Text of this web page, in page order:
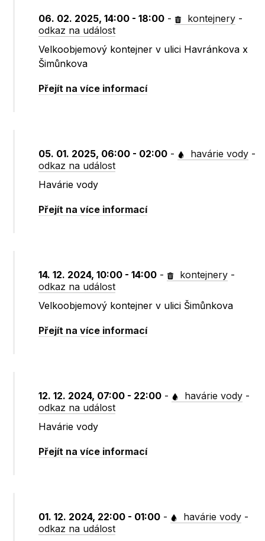
06. 02. 2025, 14:00 - 18:00 - kontejnery -
odkaz na událost
Velkoobjemový kontejner v ulici Havránkova x
Šimůnkova
Přejít na více informací
05. 01. 2025, 06:00 - 02:00 - havárie vody -
odkaz na událost
Havárie vody
Přejít na více informací
14. 12. 2024, 10:00 - 14:00 - kontejnery -
odkaz na událost
Velkoobjemový kontejner v ulici Šimůnkova
Přejít na více informací
12. 12. 2024, 07:00 - 22:00 - havárie vody -
odkaz na událost
Havárie vody
Přejít na více informací
01. 12. 2024, 22:00 - 01:00 - havárie vody -
odkaz na událost